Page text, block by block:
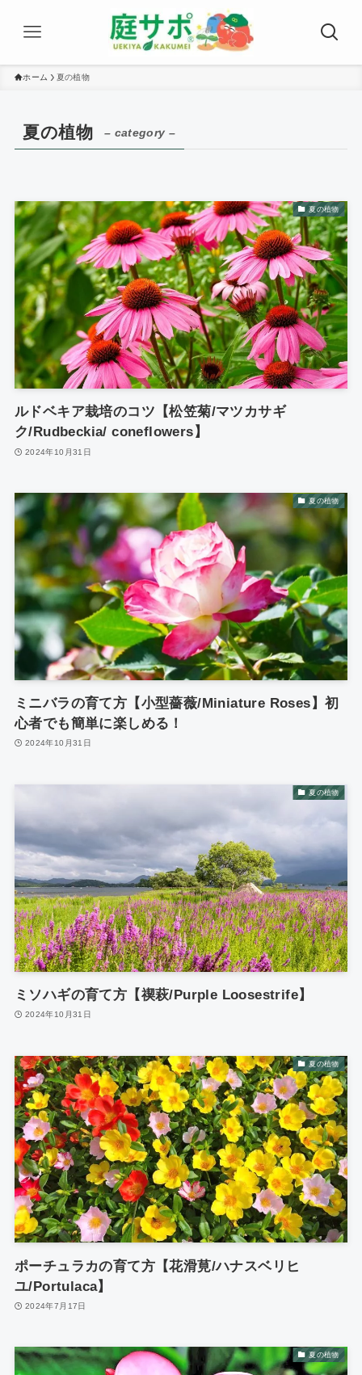
ホーム 夏の植物
夏の植物 – category –
夏の植物
ルドベキア栽培のコツ【松笠菊/マツカサギ
ク/Rudbeckia/ coneflowers】
2024年10月31日
夏の植物
ミニバラの育て方【小型薔薇/Miniature Roses】初
心者でも簡単に楽しめる！
2024年10月31日
夏の植物
ミソハギの育て方【禊萩/Purple Loosestrife】
2024年10月31日
夏の植物
ポーチュラカの育て方【花滑莧/ハナスベリヒ
ユ/Portulaca】
2024年7月17日
夏の植物